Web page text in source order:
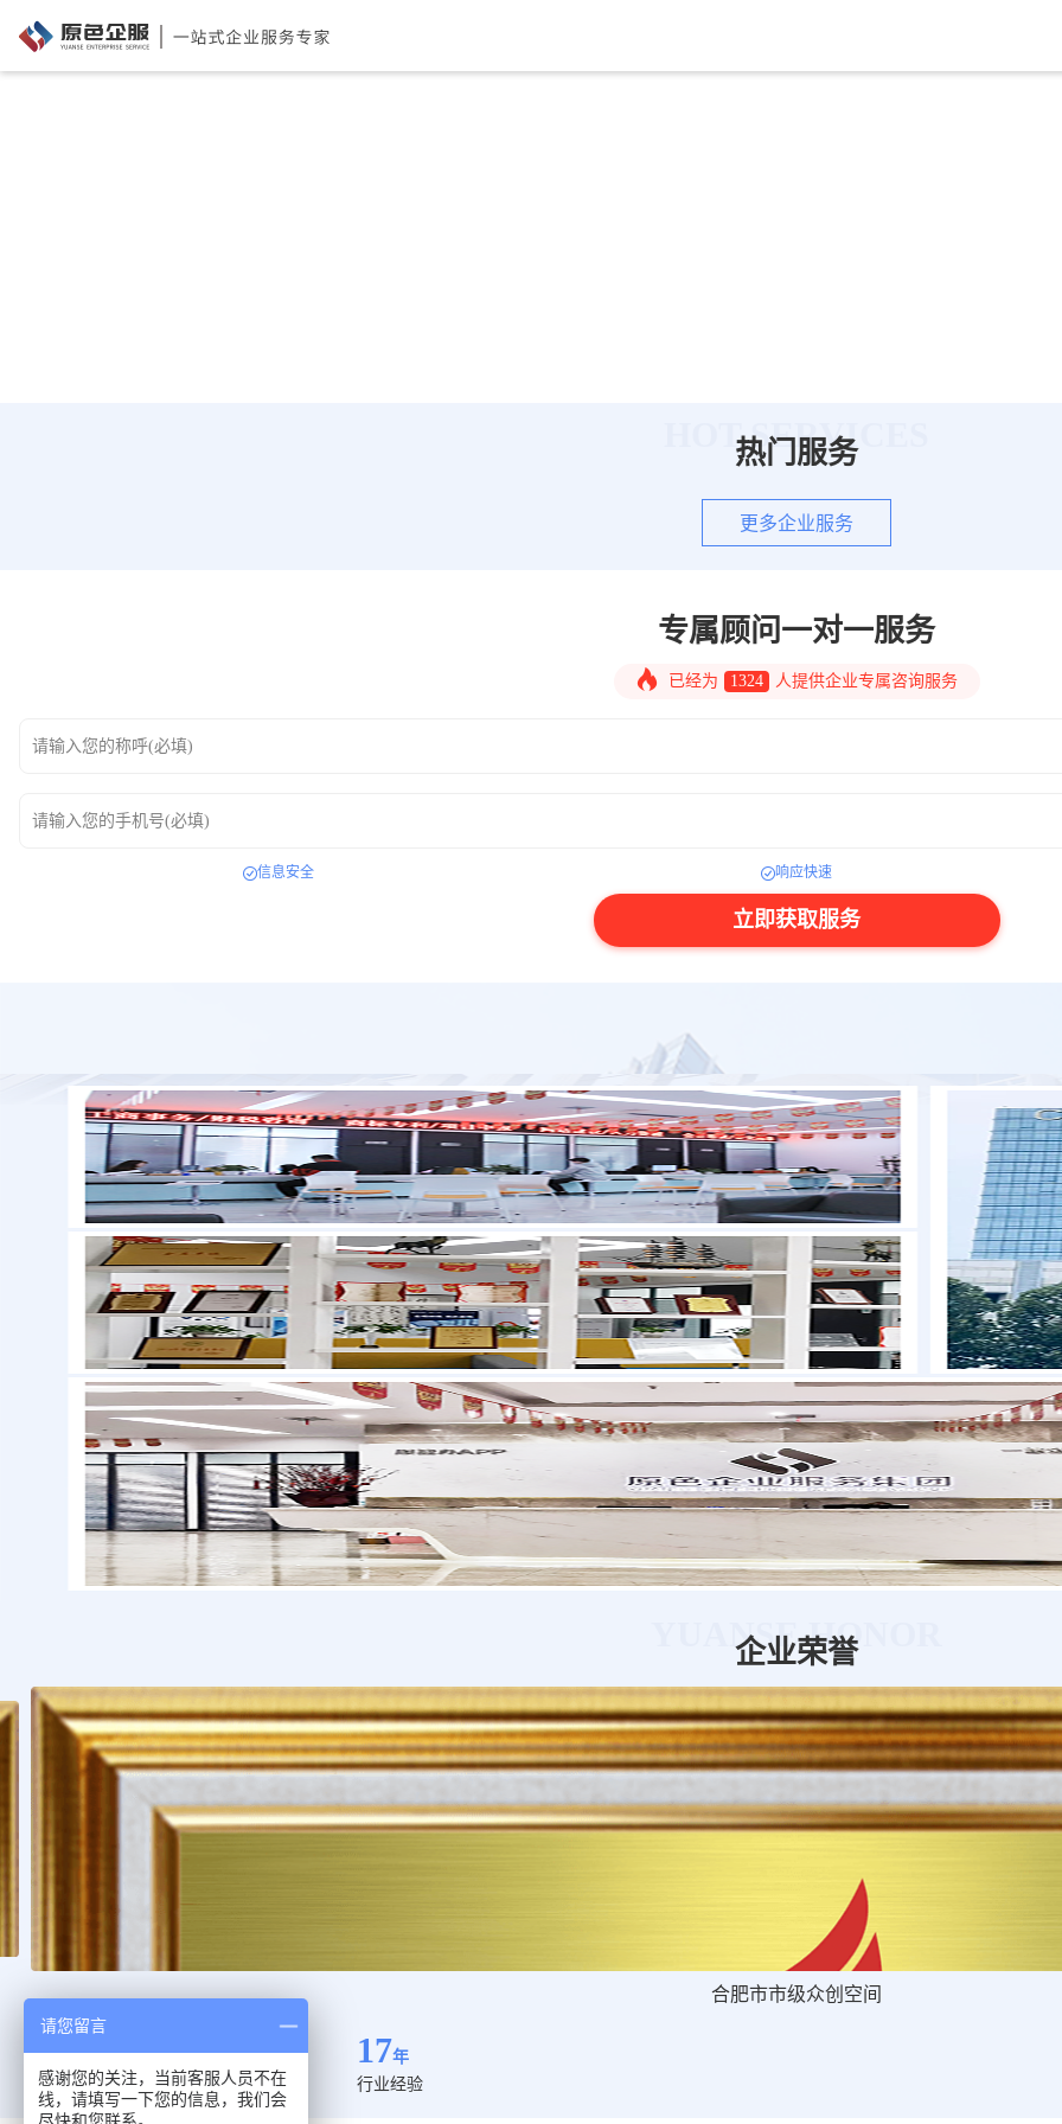
HOT SERVICES
热门服务
更多企业服务
专属顾问一对一服务
已经为 1324 人提供企业专属咨询服务
请输入您的称呼(必填)
请输入您的手机号(必填)
信息安全 响应快速
立即获取服务
YUANSE HONOR
企业荣誉
合肥市市级众创空间
17年
行业经验
请您留言
感谢您的关注，当前客服人员不在
线，请填写一下您的信息，我们会